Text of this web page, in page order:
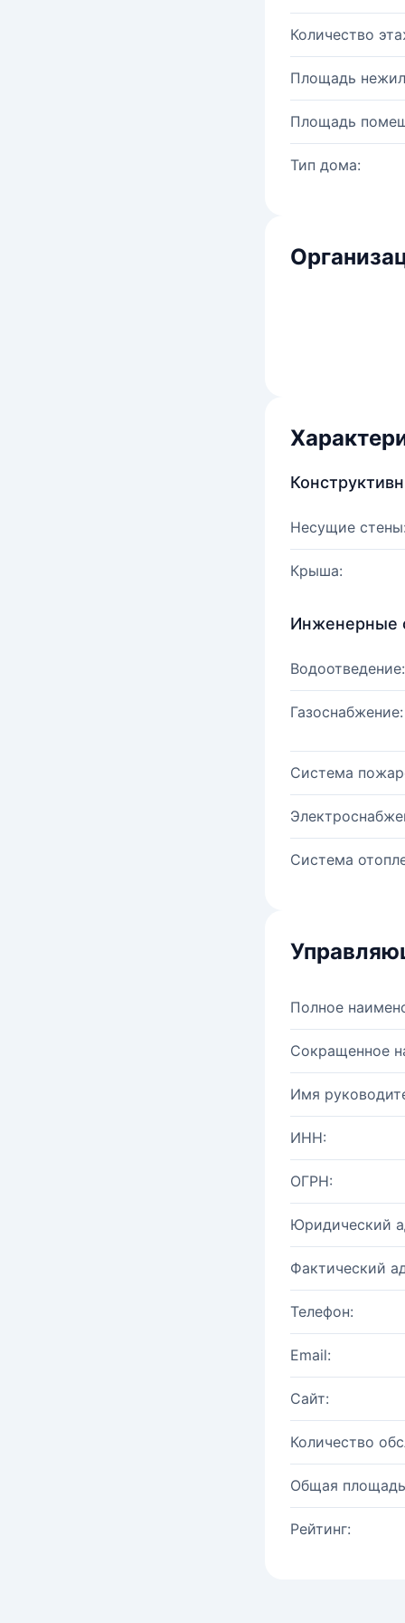
Количество
Площадь
Площадь
Тип дома:
Несущие
Крыша:
Инженерные
Водоотведение:
Газоснабжение:
Система
Система
Полное
Сокращенное
Имя
ИНН:
ОГРН:
Юридический
Фактический
Телефон:
Email:
Сайт:
Количество
Общая
Рейтинг: